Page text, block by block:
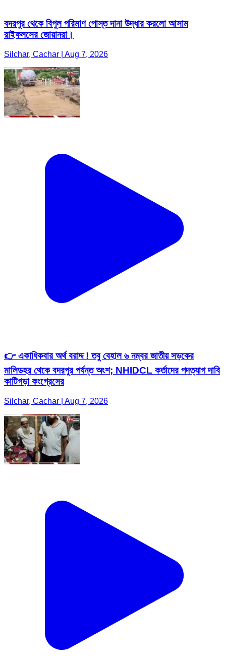
বদরপুর থেকে বিপুল পরিমাণ পোস্ত দানা উদ্ধার করলো আসাম
রাইফলসের জোয়ানরা।
Silchar, Cachar | Aug 7, 2026
👉 একাধিকবার অর্থ বরাদ্দ ! তবু বেহাল ৬ নম্বর জাতীয় সড়কের
মালিডহর থেকে বদরপুর পর্যন্ত অংশ; NHIDCL কর্তাদের পদত্যাগ দাবি
কাটিগড়া কংগ্রেসের
Silchar, Cachar | Aug 7, 2026